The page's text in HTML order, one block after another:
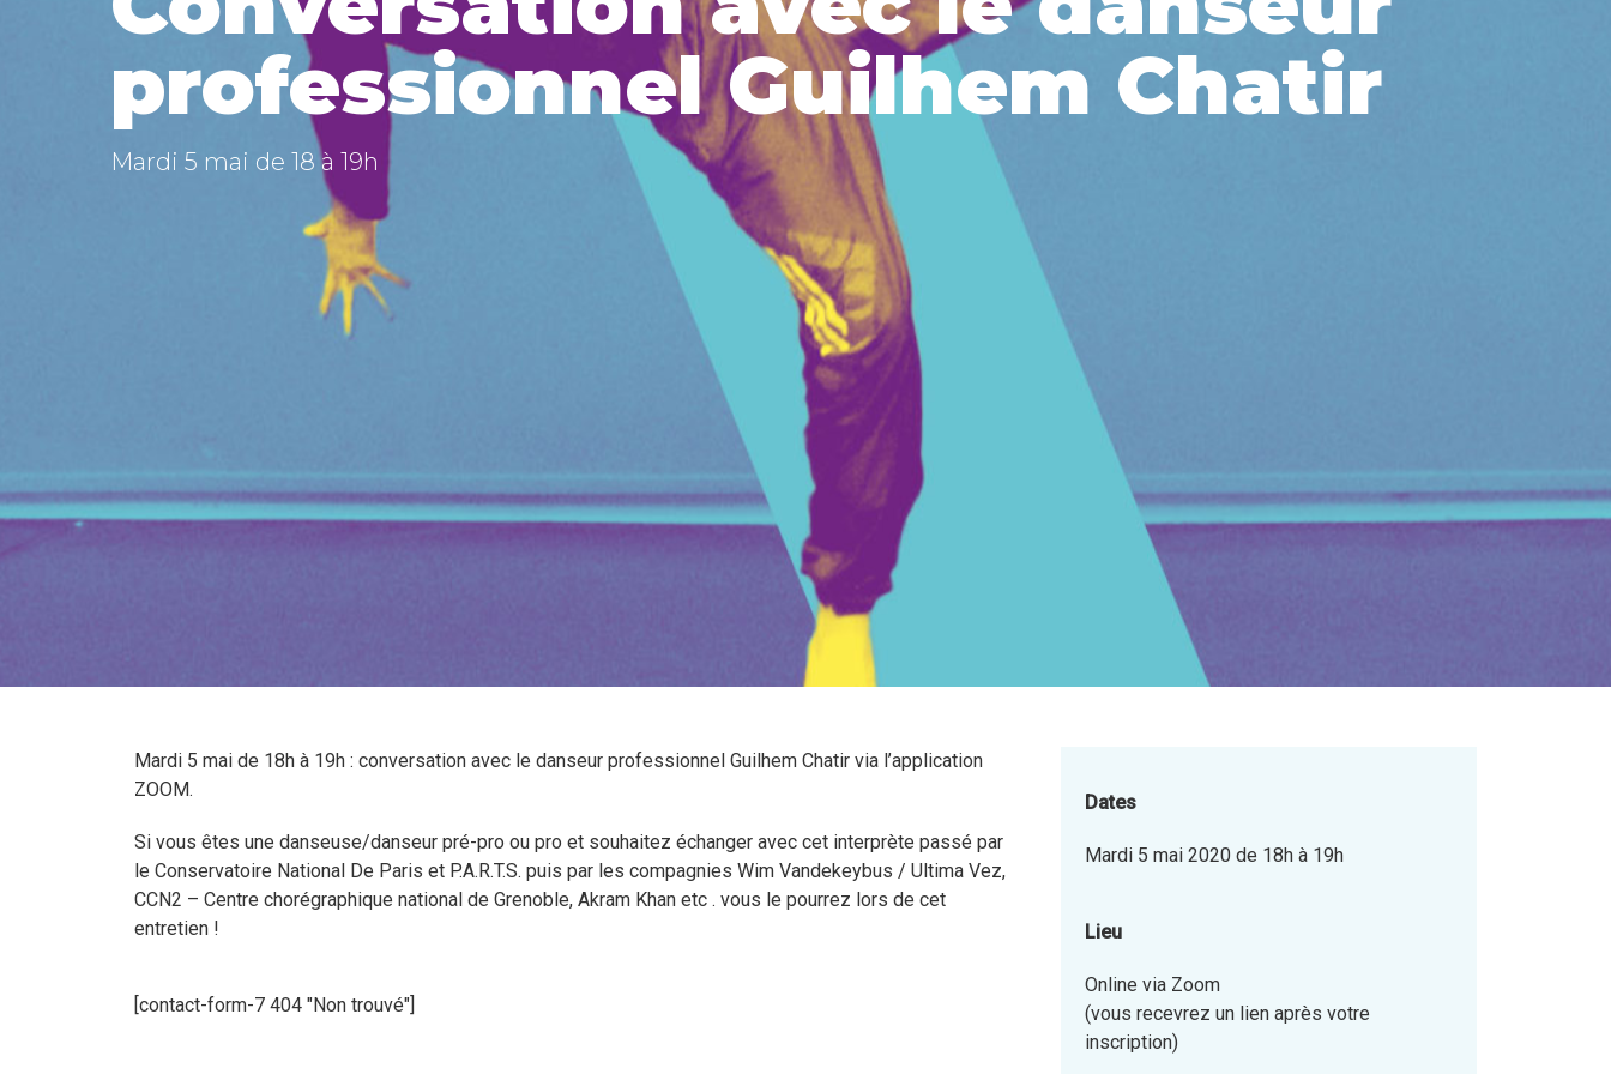
professionnel Guilhem Chatir
Mardi 5 mai de 18 à 19h
Mardi 5 mai de 18h à 19h : conversation avec le danseur professionnel Guilhem Chatir via l’application
ZOOM.
Si vous êtes une danseuse/danseur pré-pro ou pro et souhaitez échanger avec cet interprète passé par
le Conservatoire National De Paris et P.A.R.T.S. puis par les compagnies Wim Vandekeybus / Ultima Vez,
CCN2 – Centre chorégraphique national de Grenoble, Akram Khan etc . vous le pourrez lors de cet
entretien !
[contact-form-7 404 "Non trouvé"]
Dates
Mardi 5 mai 2020 de 18h à 19h
Lieu
Online via Zoom
(vous recevrez un lien après votre
inscription)